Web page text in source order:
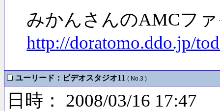
みかんさんのAMCフ
http://doratomo.ddo.jp/
ユーリード：ビデオスタジオ11 ( No.3 )
日時： 2008/03/16 17:47